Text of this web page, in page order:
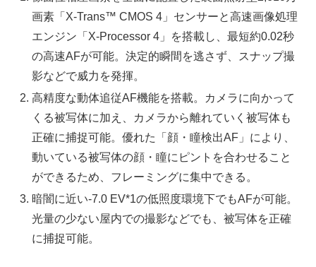
画素「X-Trans™ CMOS 4」センサーと高速画像処理
エンジン「X-Processor 4」を搭載し、最短約0.02秒
の高速AFが可能。決定的瞬間を逃さず、スナップ撮
影などで威力を発揮。
高精度な動体追従AF機能を搭載。カメラに向かって
くる被写体に加え、カメラから離れていく被写体も
正確に捕捉可能。優れた「顔・瞳検出AF」により、
動いている被写体の顔・瞳にピントを合わせること
ができるため、フレーミングに集中できる。
暗闇に近い-7.0 EV*1の低照度環境下でもAFが可能。
光量の少ない屋内での撮影などでも、被写体を正確
に捕捉可能。